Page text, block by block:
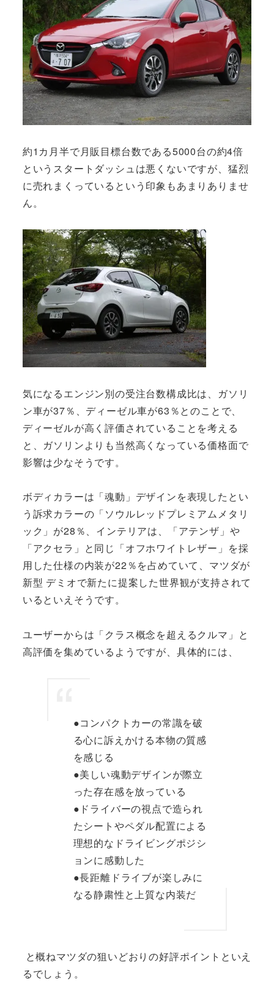
約1カ月半で月販目標台数である5000台の約4倍
というスタートダッシュは悪くないですが、猛烈
に売れまくっているという印象もあまりありませ
ん。
気になるエンジン別の受注台数構成比は、ガソリ
ン車が37％、ディーゼル車が63％とのことで、
ディーゼルが高く評価されていることを考える
と、ガソリンよりも当然高くなっている価格面で
影響は少なそうです。
ボディカラーは「魂動」デザインを表現したとい
う訴求カラーの「ソウルレッドプレミアムメタリ
ック」が28％、インテリアは、「アテンザ」や
「アクセラ」と同じ「オフホワイトレザー」を採
用した仕様の内装が22％を占めていて、マツダが
新型 デミオで新たに提案した世界観が支持されて
いるといえそうです。
ユーザーからは「クラス概念を超えるクルマ」と
高評価を集めているようですが、具体的には、
●コンパクトカーの常識を破
る心に訴えかける本物の質感
を感じる
●美しい魂動デザインが際立
った存在感を放っている
●ドライバーの視点で造られ
たシートやペダル配置による
理想的なドライビングポジシ
ョンに感動した
●長距離ドライブが楽しみに
なる静粛性と上質な内装だ
と概ねマツダの狙いどおりの好評ポイントといえ
るでしょう。